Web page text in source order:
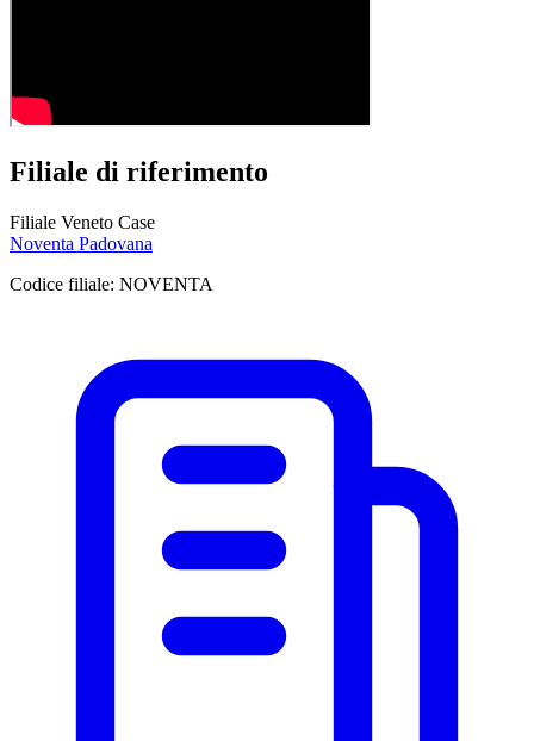
Filiale di riferimento
Filiale Veneto Case
Noventa Padovana
Codice filiale: NOVENTA